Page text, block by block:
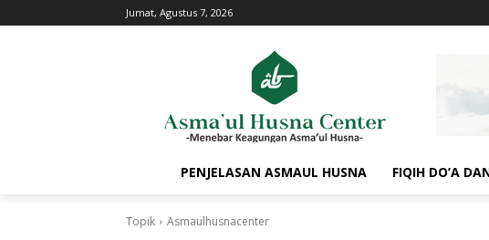
Jumat, Agustus 7, 2026
PENJELASAN ASMAUL HUSNA FIQIH DO’A
Topik Asmaulhusnacenter